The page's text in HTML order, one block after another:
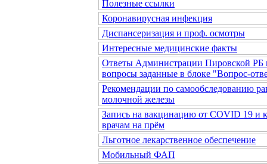
Полезные ссылки
Коронавирусная инфекция
Диспансеризация и проф. осмотры
Интересные медицинские факты
Ответы Администрации Пировской РБ
вопросы заданные в блоке "Вопрос-
Рекомендации по самообследованию
молочной железы
Запись на вакцинацию от COVID 19 и к
врачам на прём
Льготное лекарственное обеспечение
Мобильный ФАП